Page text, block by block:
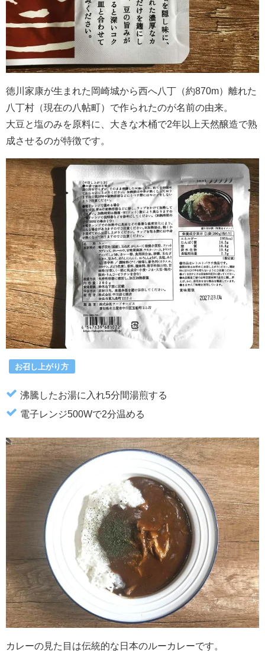
徳川家康が生まれた岡崎城から西へ八丁（約870m）離れた
八丁村（現在の八帖町）で作られたのが名前の由来。
大豆と塩のみを原料に、大きな木桶で2年以上天然醸造で熟
成させるのが特徴です。
お召し上がり方
沸騰したお湯に入れ5分間湯煎する
電子レンジ500Wで2分温める
カレーの見た目は伝統的な日本のルーカレーです。